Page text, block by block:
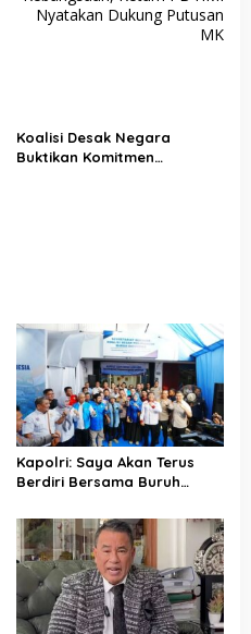
Nyatakan Dukung Putusan
MK
Koalisi Desak Negara
Buktikan Komitmen
Kapolri: Saya Akan Terus
Berdiri Bersama Buruh